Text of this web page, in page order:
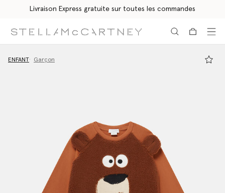
Livraison Express gratuite sur toutes les commandes
ENFANT Garçon